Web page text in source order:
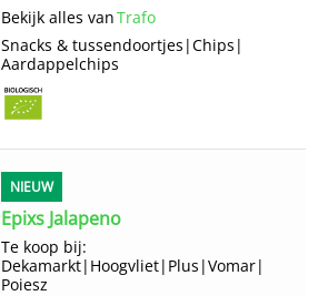
Bekijk alles vanTrafo
Snacks & tussendoortjes |Chips |
Aardappelchips
NIEUW
Epixs Jalapeno
Te koop bij:
Dekamarkt| Hoogvliet| Plus |Vomar|
Poiesz